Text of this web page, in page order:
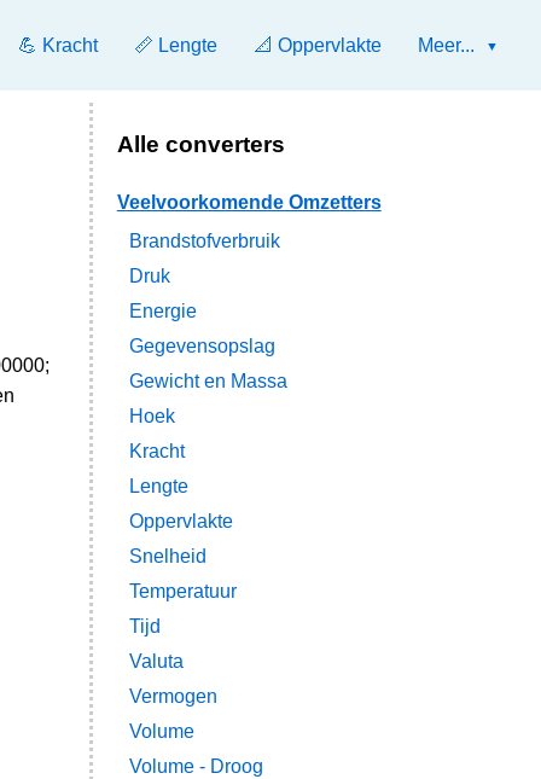
💪 Kracht 📏 Lengte 📐 Oppervlakte Meer...
Alle converters
Veelvoorkomende Omzetters
Brandstofverbruik
Druk
Energie
Gegevensopslag
Gewicht en Massa
Hoek
Kracht
Lengte
Oppervlakte
Snelheid
Temperatuur
Tijd
Valuta
Vermogen
Volume
Volume - Droog